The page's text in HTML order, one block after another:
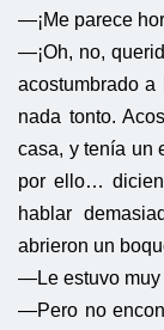
—¡Me parece
—¡Oh, no,
acostumbrado
nada tonto.
casa, y tenía un
por ello…
hablar
abrieron un
—Le estuvo muy
—Pero no